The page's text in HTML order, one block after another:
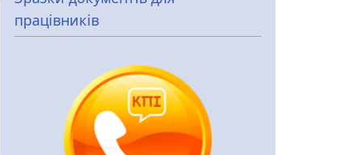
працівників